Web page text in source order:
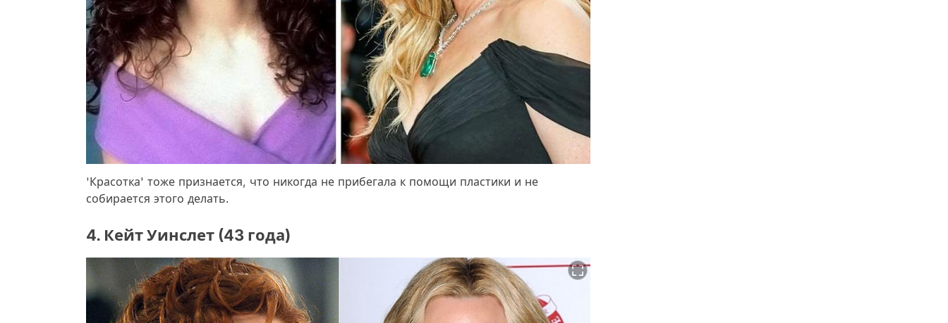
'Красотка' тоже признается, что никогда не прибегала к помощи пластики и не
собирается этого делать.
4. Кейт Уинслет (43 года)